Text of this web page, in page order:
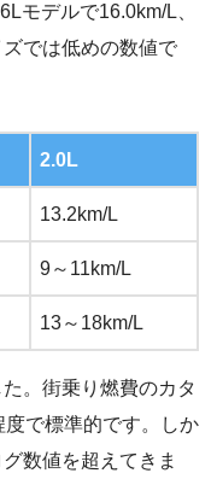
モデルで16.0km/L、
では低めの数値で
2.0L
13.2km/L
9～11km/L
13～18km/L
。街乗り燃費のカタ
で標準的です。しか
数値を超えてきま